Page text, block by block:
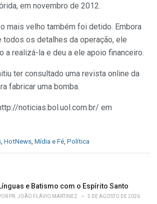
em novembro de 2012.
mais velho também foi detido. Embora
todos os detalhes da operação, ele
a realizá-la e deu a ele apoio financeiro.
ter consultado uma revista online da
fabricar uma bomba.
noticias.bol.uol.com.br/ em
HotNews Mídia e Fé Política
e Batismo com o Espírito Santo
PR. JOÃO FLÁVIO MARTINEZ 5 DE AGOSTO DE 2026